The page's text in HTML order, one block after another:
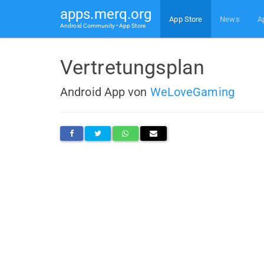
apps.merq.org
Android Community • App Store
App Store News
Vertretungsplan
Android App von WeLoveGaming